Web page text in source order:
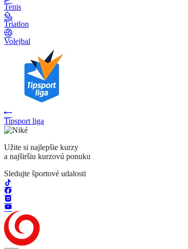
Tenis
Triatlon
Volejbal
Tipsport liga
Užite si najlepšie kurzy
a najširšiu kurzovú ponuku
Sledujte športové udalosti